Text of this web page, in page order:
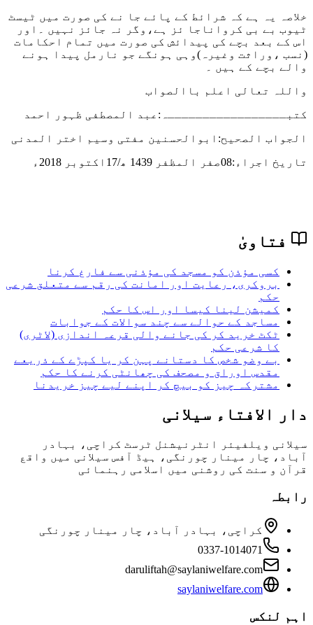
خلاصہ یہ ہے کہ شرائط کے پائے جا نے کی صورت میں ٹیسٹ
ٹیوب بے بی کرواناجا ئز ہے،وگر نہ جائز نہیں ۔اور
اس کے بعد بچے کی پیدائش کی صورت میں تمام احکامات
(نسب ،وراثت وغیرہ)وہی ہونگے جو نارمل پیدا ہونے
والے بچے کے ہیں ۔
واللہ تعالی اعلم باالصواب
کتبـــــــــــــــــہ:عبد المصطفی ظہور احمد
الجواب الصحیح:ابوالحسنین مفتی وسیم اختر المدنی
تاریخ اجراء:08صفر المظفر 1439 ھ/17اکتوبر 2018ء
فتاویٰ
کسی مؤذن کو مسجد کی مؤذنی سے فارغ کرنا
بروکری، رعایت اور امانت کی رقم سے متعلق شرعی
حکم
کمیشن لینا کیسا اور اس کا حکم
مساجد کے حوالے سے چند سوالات کے جوابات
ٹکٹ خرید کر کی جانے والی قرعہ اندازی (لاٹری)
کا شرعی حکم
بے وضو شخص کا دستانے پہن کر یا کپڑے کے ذریعے
مقدس اوراق و مصحف کی چھانٹی کرنے کا حکم
مشترکہ چیز کو بیچ کر اپنے لیے چیز خریدنا
دار الافتاء سیلانی
سیلانی ویلفیئر انٹرنیشنل ٹرسٹ کراچی، بہادر
آباد، چار مینار چورنگی، ہیڈ آفس سیلانی میں واقع
قرآن و سنت کی روشنی میں اسلامی رہنمائی
رابطہ
کراچی، بہادر آباد، چار مینار چورنگی
0337-1014071
daruliftah@saylaniwelfare.com
saylaniwelfare.com
اہم لنکس